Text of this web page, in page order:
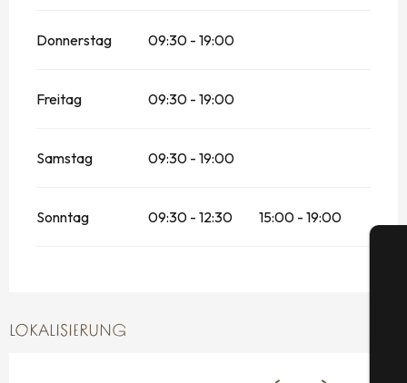
Donnerstag 09:30 - 19:00
Freitag 09:30 - 19:00
Samstag 09:30 - 19:00
Sonntag 09:30 - 12:30 15:00 - 19:00
LOKALISIERUNG